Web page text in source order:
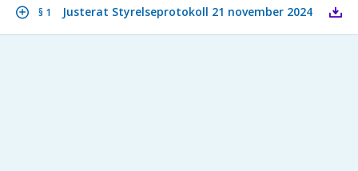
§ 1 Justerat Styrelseprotokoll 21 november 2024